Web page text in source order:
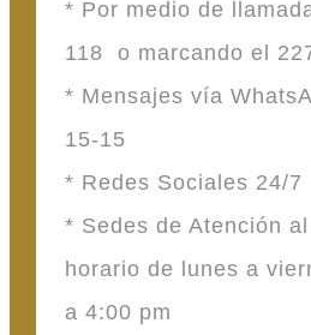
* Por medio de
118 o marcando el
* Mensajes vía
15-15
* Redes Sociales 24/7
* Sedes de Atención
horario de lunes a
a 4:00 pm